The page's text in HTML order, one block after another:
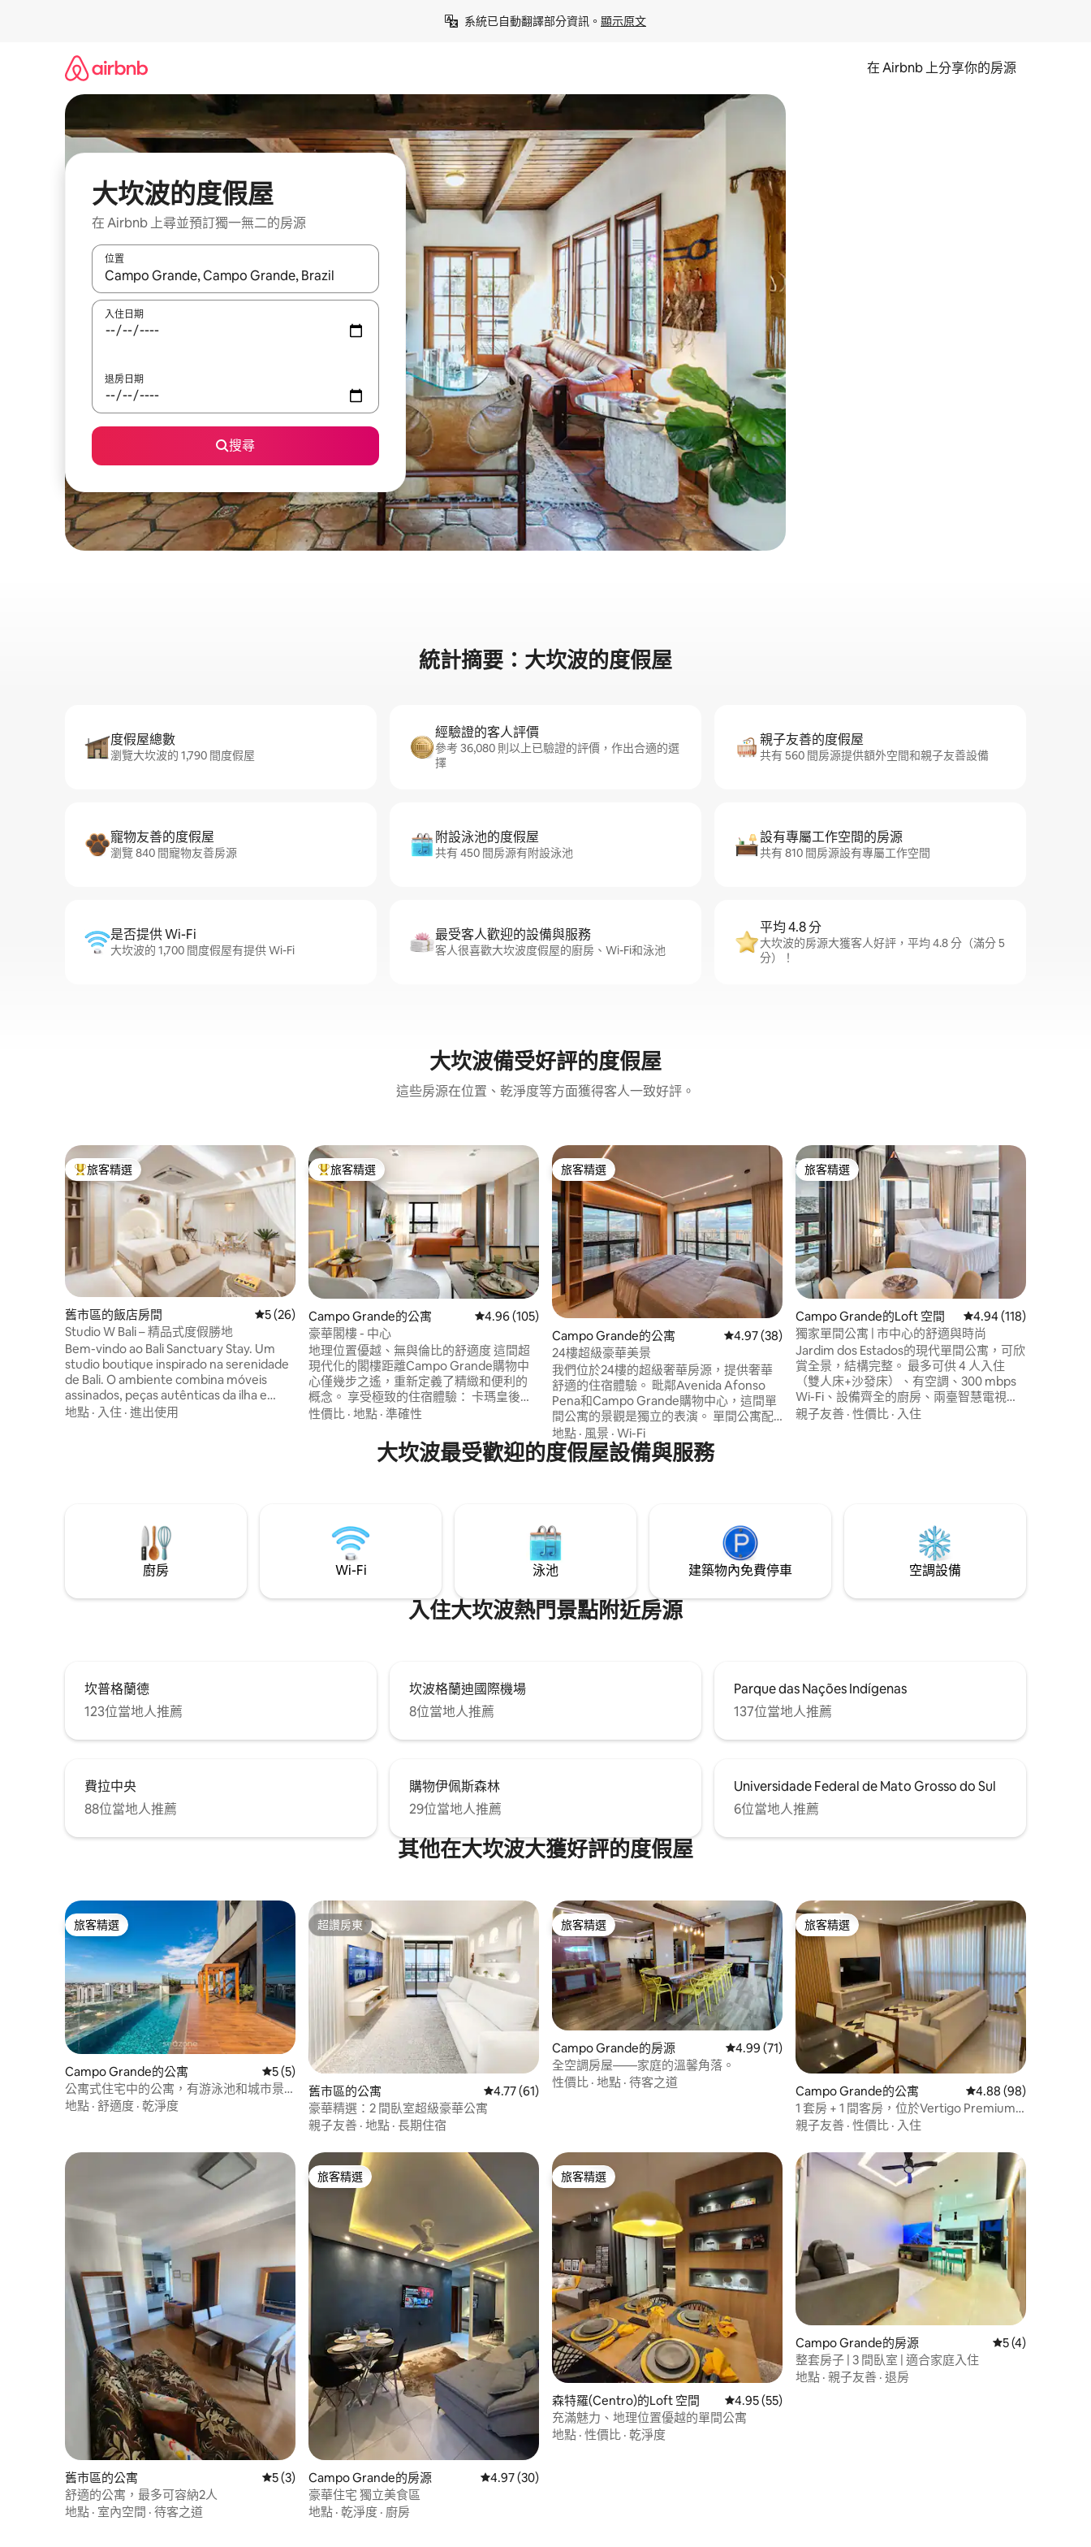
系統已自動翻譯部分資訊。 顯示原文
在 Airbnb 上分享你的房源
大坎波的度假屋
在 Airbnb 上尋並預訂獨一無二的房源
位置
如有搜尋結果，瀏覽內容時請使用上下箭頭，或輕點、滑動裝置。
入住日期
退房日期
搜尋
統計摘要：大坎波的度假屋
度假屋總數
瀏覽大坎波的 1,790 間度假屋
經驗證的客人評價
參考 36,080 則以上已驗證的評價，作出合適的選
擇
親子友善的度假屋
共有 560 間房源提供額外空間和親子友善設備
寵物友善的度假屋
瀏覽 840 間寵物友善房源
附設泳池的度假屋
共有 450 間房源有附設泳池
設有專屬工作空間的房源
共有 810 間房源設有專屬工作空間
是否提供 Wi-Fi
大坎波的 1,700 間度假屋有提供 Wi-Fi
最受客人歡迎的設備與服務
客人很喜歡大坎波度假屋的廚房、Wi-Fi和泳池
平均 4.8 分
大坎波的房源大獲客人好評，平均 4.8 分（滿分 5
分）！
大坎波備受好評的度假屋
這些房源在位置、乾淨度等方面獲得客人一致好評。
旅客精選榜首
旅客精選
舊市區的飯店房間 從 26 則評價中獲得 5 的平均評分（滿分 5 分）
5 (26)
Studio W Bali – 精品式度假勝地
Bem-vindo ao Bali Sanctuary Stay. Um
studio boutique inspirado na serenidade
de Bali. O ambiente combina móveis
assinados, peças autênticas da ilha e
elementos naturais, criando um refúgio
tempo uma atmosfera tranquila e
地點 · 入住 · 進出使用
旅客精選榜首
旅客精選
Campo Grande的公寓 從 105 則評價中獲得 4.96 的平均評分（滿分 5 分）
4.96 (105)
豪華閣樓 - 中心
地理位置優越、無與倫比的舒適度 這間超
現代化的閣樓距離Campo Grande購物中
心僅幾步之遙，重新定義了精緻和便利的
概念。 享受極致的住宿體驗： 卡瑪皇後
(☑Cama Queen) ☑ 有空調 ☑ 牀和毛巾衣
☑ Machine ☑ 免費停車 在這裡，您可以使
性價比 · 地點 · 準確性
旅客精選
旅客精選
Campo Grande的公寓 從 38 則評價中獲得 4.97 的平均評分（滿分 5 分）
4.97 (38)
24樓超級豪華美景
我們位於24樓的超級奢華房源，提供奢華
舒適的住宿體驗。 毗鄰Avenida Afonso
Pena和Campo Grande購物中心，這間單
間公寓的景觀是獨立的表演。 單間公寓配
有空調、標準雙人牀、智慧電視、帶島嶼
的廚房、沙發和漂亮的衣櫃 在Vertigo
Premium Studios ，您可以使用美容院、
地點 · 風景 · Wi-Fi
旅客精選
旅客精選
Campo Grande的Loft 空間 從 118 則評價中獲得
4.94 (118)
獨家單間公寓 | 市中心的舒適與時尚
Jardim dos Estados的現代單間公寓，可欣
賞全景，結構完整。 最多可供 4 人入住
（雙人床+沙發床）、有空調、300 mbps
Wi-Fi、設備齊全的廚房、兩臺智慧電視和
私人有蓋車庫。 大樓內：溫水泳池、無邊
親子友善 · 性價比 · 入住
大坎波最受歡迎的度假屋設備與服務
廚房 Wi-Fi 泳池 建築物內免費停車 空調設備
入住大坎波熱門景點附近房源
坎普格蘭德
123位當地人推薦
坎波格蘭迪國際機場
8位當地人推薦
Parque das Nações Indígenas
137位當地人推薦
費拉中央
88位當地人推薦
購物伊佩斯森林
29位當地人推薦
Universidade Federal de Mato Grosso do Sul
6位當地人推薦
其他在大坎波大獲好評的度假屋
旅客精選
旅客精選
Campo Grande的公寓 從 5 則評價中獲得 5 的平均評分（滿分 5 分）
5 (5)
公寓式住宅中的公寓，有游泳池和城市景
觀 VEO0710
地點 · 舒適度 · 乾淨度
超讚房東
超讚房東
舊市區的公寓 從 61 則評價中獲得 4.77 的平均評分（滿分 5 分）
4.77 (61)
豪華精選：2 間臥室超級豪華公寓
親子友善 · 地點 · 長期住宿
旅客精選
旅客精選
Campo Grande的房源 從 71 則評價中獲得 4.99 的平均評分（滿分 5 分）
4.99 (71)
全空調房屋——家庭的溫馨角落。
性價比 · 地點 · 待客之道
旅客精選
旅客精選
Campo Grande的公寓 從 98 則評價中獲得
4.88 (98)
1 套房 + 1 間客房，位於Vertigo Premium
Studios
親子友善 · 性價比 · 入住
舊市區的公寓 從 3 則評價中獲得 5 的平均評分（滿分 5 分）
5 (3)
舒適的公寓，最多可容納2人
地點 · 室內空間 · 待客之道
旅客精選
旅客精選
Campo Grande的房源 從 30 則評價中獲得 4.97 的平均評分（滿分 5 分）
4.97 (30)
豪華住宅 獨立美食區
地點 · 乾淨度 · 廚房
旅客精選
旅客精選
森特羅(Centro)的Loft 空間 從 55 則評價中獲得 4.95 的平均評分（滿分 5 分）
4.95 (55)
充滿魅力、地理位置優越的單間公寓
地點 · 性價比 · 乾淨度
Campo Grande的房源 從 4 則評價中獲
5 (4)
整套房子 | 3 間臥室 | 適合家庭入住
地點 · 親子友善 · 退房